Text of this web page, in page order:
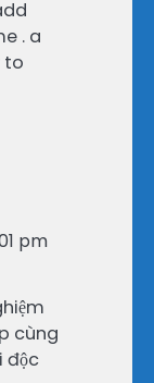
. a
to
pm
cùng
độc